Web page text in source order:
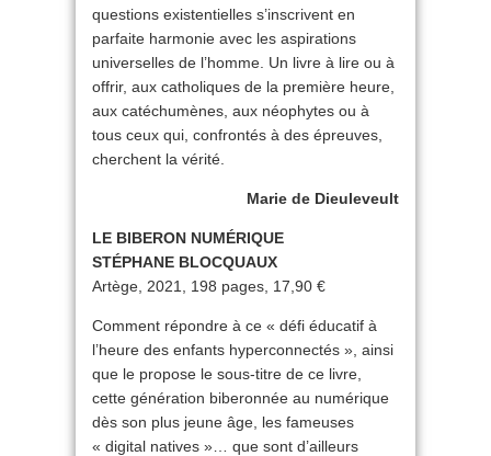
questions existentielles s’inscrivent en
parfaite harmonie avec les aspirations
universelles de l’homme. Un livre à lire ou à
offrir, aux catholiques de la première heure,
aux catéchumènes, aux néophytes ou à
tous ceux qui, confrontés à des épreuves,
cherchent la vérité.
Marie de Dieuleveult
LE BIBERON NUMÉRIQUE
STÉPHANE BLOCQUAUX
Artège, 2021, 198 pages, 17,90 €
Comment répondre à ce « défi éducatif à
l’heure des enfants hyperconnectés », ainsi
que le propose le sous-titre de ce livre,
cette génération biberonnée au numérique
dès son plus jeune âge, les fameuses
« digital natives »… que sont d’ailleurs